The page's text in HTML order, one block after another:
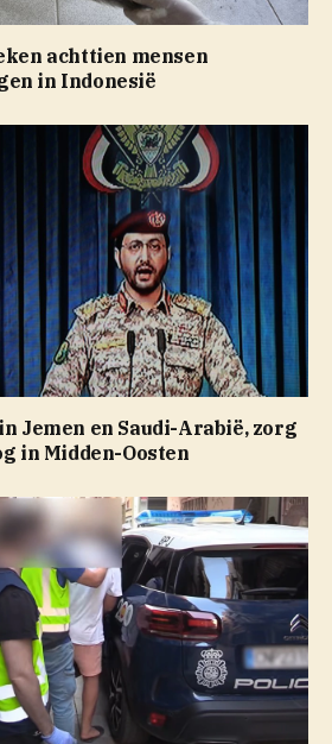
achttien mensen
in Indonesië
Jemen en Saudi-Arabië, zorg
in Midden-Oosten